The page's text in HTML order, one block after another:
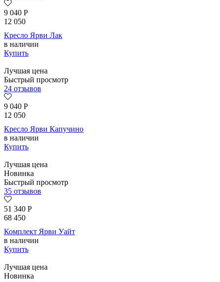
9 040 Р
12 050
Кресло Ярви Лак
в наличии
Купить
Лучшая цена
Быстрый просмотр
24 отзывов
9 040 Р
12 050
Кресло Ярви Капучино
в наличии
Купить
Лучшая цена
Новинка
Быстрый просмотр
35 отзывов
51 340 Р
68 450
Комплект Ярви Уайт
в наличии
Купить
Лучшая цена
Новинка